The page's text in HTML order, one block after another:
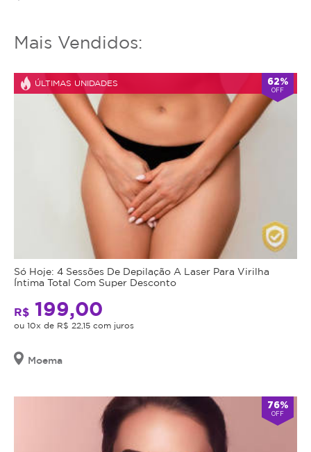
Mais Vendidos:
ÚLTIMAS UNIDADES 62%
OFF
Só Hoje: 4 Sessões De Depilação A Laser Para Virilha
Íntima Total Com Super Desconto
R$ 199,00
ou 10x de R$ 22,15 com juros
Moema
76%
OFF